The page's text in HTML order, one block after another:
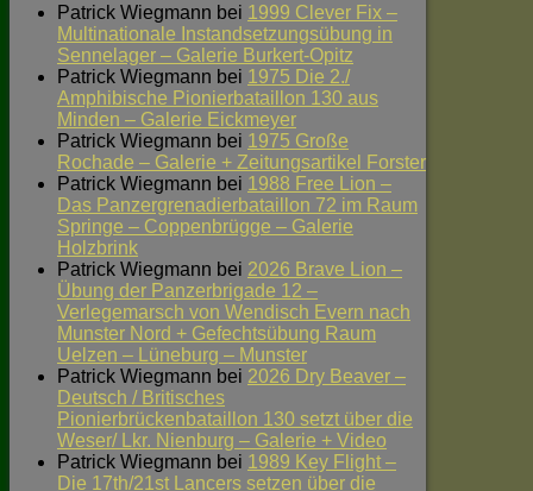
Patrick Wiegmann bei 1999 Clever Fix –
Multinationale Instandsetzungsübung in
Sennelager – Galerie Burkert-Opitz
Patrick Wiegmann bei 1975 Die 2./
Amphibische Pionierbataillon 130 aus
Minden – Galerie Eickmeyer
Patrick Wiegmann bei 1975 Große
Rochade – Galerie + Zeitungsartikel Forster
Patrick Wiegmann bei 1988 Free Lion –
Das Panzergrenadierbataillon 72 im Raum
Springe – Coppenbrügge – Galerie
Holzbrink
Patrick Wiegmann bei 2026 Brave Lion –
Übung der Panzerbrigade 12 –
Verlegemarsch von Wendisch Evern nach
Munster Nord + Gefechtsübung Raum
Uelzen – Lüneburg – Munster
Patrick Wiegmann bei 2026 Dry Beaver –
Deutsch / Britisches
Pionierbrückenbataillon 130 setzt über die
Weser/ Lkr. Nienburg – Galerie + Video
Patrick Wiegmann bei 1989 Key Flight –
Die 17th/21st Lancers setzen über die